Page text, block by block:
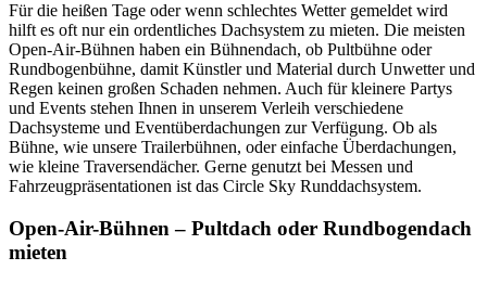
Für die heißen Tage oder wenn schlechtes Wetter gemeldet wird
hilft es oft nur ein ordentliches Dachsystem zu mieten. Die meisten
Open-Air-Bühnen haben ein Bühnendach, ob Pultbühne oder
Rundbogenbühne, damit Künstler und Material durch Unwetter und
Regen keinen großen Schaden nehmen. Auch für kleinere Partys
und Events stehen Ihnen in unserem Verleih verschiedene
Dachsysteme und Eventüberdachungen zur Verfügung. Ob als
Bühne, wie unsere Trailerbühnen, oder einfache Überdachungen,
wie kleine Traversendächer. Gerne genutzt bei Messen und
Fahrzeugpräsentationen ist das Circle Sky Runddachsystem.
Open-Air-Bühnen – Pultdach oder Rundbogendach
mieten